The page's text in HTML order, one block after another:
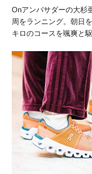
Onアンバサダーの大杉
周をランニング。朝日
キロのコースを颯爽と